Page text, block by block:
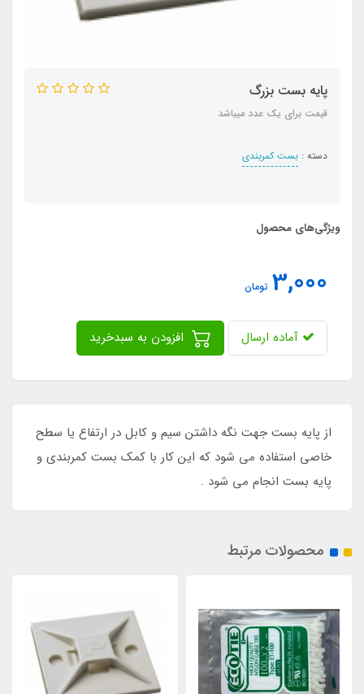
پایه بست بزرگ
قیمت برای یک عدد میباشد
دسته : بست کمربندی
ویژگی‌های محصول
3,000 تومان
آماده ارسال
از پایه بست جهت نگه داشتن سیم و کابل در ارتفاع یا سطح
خاصی استفاده می شود که این کار با کمک بست کمربندی و
پایه بست انجام می شود .
محصولات مرتبط